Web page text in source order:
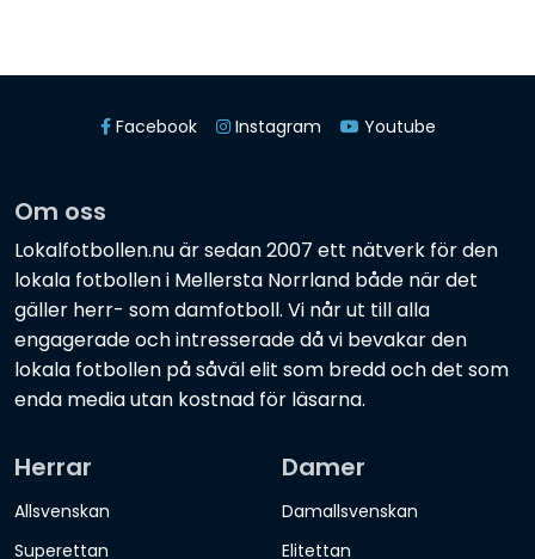
Facebook Instagram Youtube
Om oss
Lokalfotbollen.nu är sedan 2007 ett nätverk för den
lokala fotbollen i Mellersta Norrland både när det
gäller herr- som damfotboll. Vi når ut till alla
engagerade och intresserade då vi bevakar den
lokala fotbollen på såväl elit som bredd och det som
enda media utan kostnad för läsarna.
Herrar
Allsvenskan
Superettan
Damer
Damallsvenskan
Elitettan